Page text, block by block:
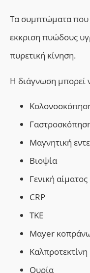
Τα συμπτώματα που
εκκριση πυώδους
πυρετική κίνηση.
Η διάγνωση μπορεί
Μαγνητική
Βιοψία
Γενική αίματος
CRP
TKE
Μαyer
Oυρία